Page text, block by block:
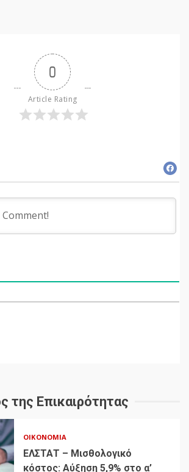
0
Article Rating
της Επικαιρότητας
ΟΙΚΟΝΟΜΊΑ
ΕΛΣΤΑΤ – Μισθολογικό
κόστος: Αύξηση 5,9% στο α’